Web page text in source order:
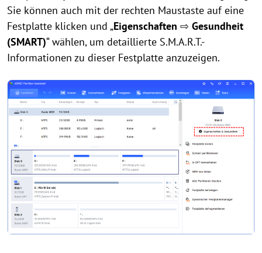
Sie können auch mit der rechten Maustaste auf eine
Festplatte klicken und „Eigenschaften ⇨ Gesundheit
(SMART)“ wählen, um detaillierte S.M.A.R.T.-
Informationen zu dieser Festplatte anzuzeigen.